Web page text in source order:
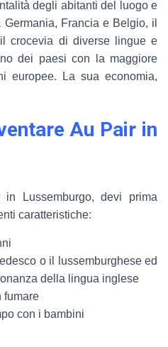
degli abitanti del luogo e
Francia e Belgio, il
il crocevia di diverse lingue e
dei paesi con la maggiore
europee. La sua economia,
Au Pair in
Lussemburgo, devi prima
caratteristiche:
o il lussemburghese ed
della lingua inglese
fumare
con i bambini